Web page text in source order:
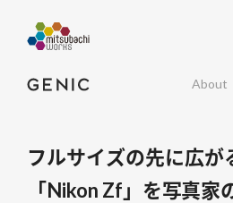
About
フルサイズの先に広が
「Nikon Zf」を写真家